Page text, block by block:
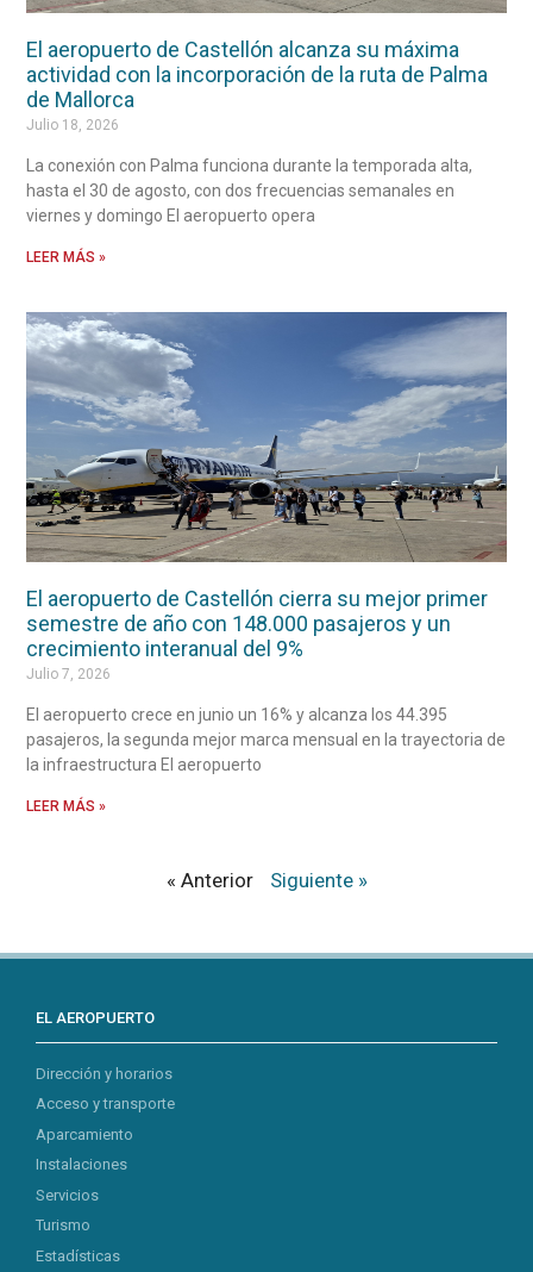
El aeropuerto de Castellón alcanza su máxima
actividad con la incorporación de la ruta de Palma
de Mallorca
Julio 18, 2026
La conexión con Palma funciona durante la temporada alta,
hasta el 30 de agosto, con dos frecuencias semanales en
viernes y domingo El aeropuerto opera
LEER MÁS »
El aeropuerto de Castellón cierra su mejor primer
semestre de año con 148.000 pasajeros y un
crecimiento interanual del 9%
Julio 7, 2026
El aeropuerto crece en junio un 16% y alcanza los 44.395
pasajeros, la segunda mejor marca mensual en la trayectoria de
la infraestructura El aeropuerto
LEER MÁS »
« Anterior Siguiente »
EL AEROPUERTO
Dirección y horarios
Acceso y transporte
Aparcamiento
Instalaciones
Servicios
Turismo
Estadísticas